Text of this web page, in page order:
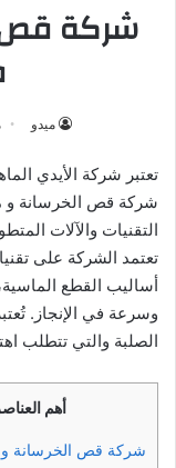
شركة قص
ميدو
تعتبر شركة الأيدي
شركة قص الخرسانة و
التقنيات والآلات
تعتمد الشركة على
أساليب القطع
وسرعة في الإنجاز.
الصلبة والتي تتطلب
أهم
شركة قص الخرسانة و